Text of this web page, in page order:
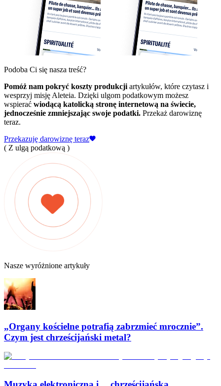
Podoba Ci się nasza treść?
Pomóż nam pokryć koszty produkcji artykułów, które czytasz i
wesprzyj misję Aleteia. Dzięki ulgom podatkowym możesz
wspierać wiodącą katolicką stronę internetową na świecie,
jednocześnie zmniejszając swoje podatki. Przekaż darowiznę
teraz.
Przekazuję darowiznę teraz
( Z ulgą podatkową )
Nasze wyróżnione artykuły
„Organy kościelne potrafią zabrzmieć mrocznie”.
Czym jest chrześcijański metal?